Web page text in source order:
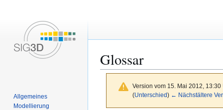
Glossar
Version vom 15. Mai 2012,
(Unterschied) ← Nächstältere
Allgemeines
Modellierung